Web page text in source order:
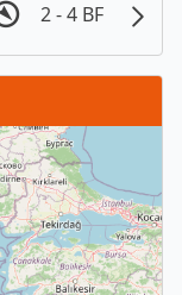
2 - 4 BF